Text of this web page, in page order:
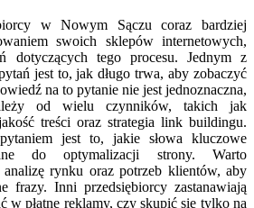
w Nowym Sączu coraz bardziej
swoich sklepów internetowych,
dotyczących tego procesu. Jednym z
jest to, jak długo trwa, aby zobaczyć
na to pytanie nie jest jednoznaczna,
od wielu czynników, takich jak
treści oraz strategia link buildingu.
jest to, jakie słowa kluczowe
do optymalizacji strony. Warto
analizę rynku oraz potrzeb klientów, aby
frazy. Inni przedsiębiorcy zastanawiają
w płatne reklamy, czy skupić się tylko na